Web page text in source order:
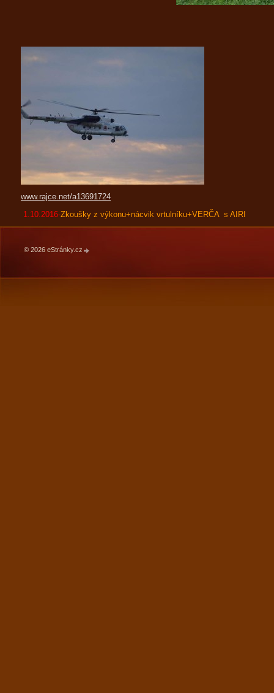
www.rajce.net/a13691724
1.10.2016-Zkoušky z výkonu+nácvik vrtulníku+VERČA s AIRI
© 2026 eStránky.cz